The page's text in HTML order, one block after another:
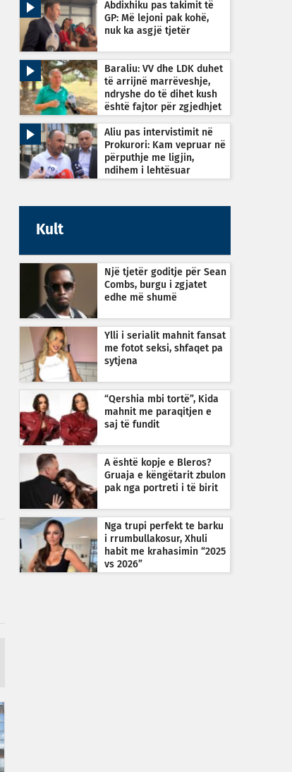
Abdixhiku pas takimit të
GP: Më lejoni pak kohë,
nuk ka asgjë tjetër
Baraliu: VV dhe LDK duhet
të arrijnë marrëveshje,
ndryshe do të dihet kush
është fajtor për zgjedhjet
Aliu pas intervistimit në
Prokurori: Kam vepruar në
përputhje me ligjin,
ndihem i lehtësuar
Kult
Një tjetër goditje për Sean
Combs, burgu i zgjatet
edhe më shumë
Ylli i serialit mahnit fansat
me fotot seksi, shfaqet pa
sytjena
“Qershia mbi tortë”, Kida
mahnit me paraqitjen e
saj të fundit
A është kopje e Bleros?
Gruaja e këngëtarit zbulon
pak nga portreti i të birit
Nga trupi perfekt te barku
i rrumbullakosur, Xhuli
habit me krahasimin “2025
vs 2026”